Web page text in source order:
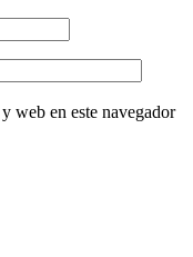
web en este navegador